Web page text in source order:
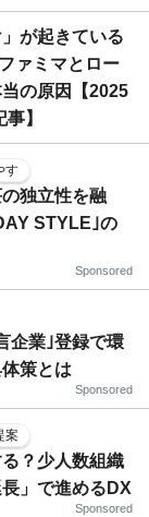
が起きている
ァミマとロー
の原因【2025
】
す
独立性を融
STYLE｣の
Sponsored
企業｣登録で環
策とは
Sponsored
案
？少人数組織
」で進めるDX
Sponsored